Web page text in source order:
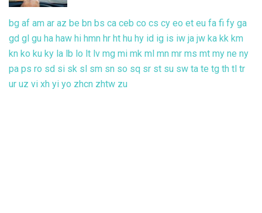
bg af am ar az be bn bs ca ceb co cs cy eo et eu fa fi fy ga
gd gl gu ha haw hi hmn hr ht hu hy id ig is iw ja jw ka kk km
kn ko ku ky la lb lo lt lv mg mi mk ml mn mr ms mt my ne ny
pa ps ro sd si sk sl sm sn so sq sr st su sw ta te tg th tl tr
ur uz vi xh yi yo zhcn zhtw zu